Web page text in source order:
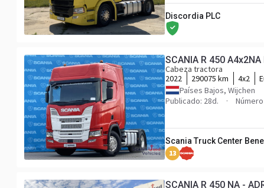
Discordia PLC
SCANIA R 450 A4x2NA
Cabeza tractora
2022
290075 km 4x2
Países Bajos, Wijchen
Publicado: 28d.
Scania Truck Center
13
SCANIA R 450 NA -